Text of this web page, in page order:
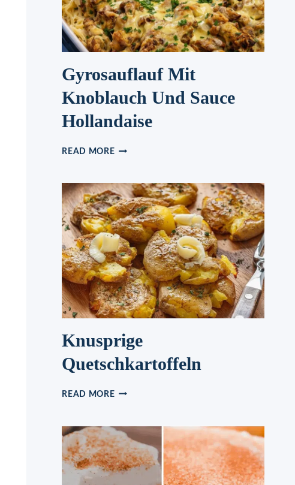
Gyrosauflauf Mit
Knoblauch Und Sauce
Hollandaise
READ MOREGYROSAUFLAUF
UND
SAUCE
HOLLANDAISE
Knusprige
Quetschkartoffeln
READ MOREKNUSPRIGE